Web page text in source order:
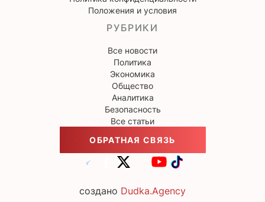
Положения и условия
РУБРИКИ
Все новости
Политика
Экономика
Общество
Аналитика
Безопасность
Все статьи
ОБРАТНАЯ СВЯЗЬ
создано Dudka.Agency